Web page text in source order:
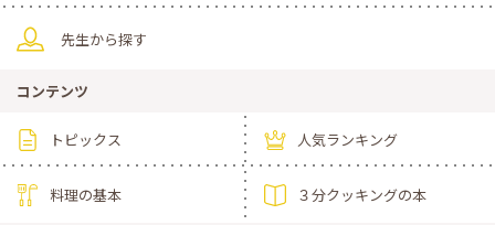
先生から探す
コンテンツ
トピックス 人気ランキング
料理の基本 ３分クッキングの本